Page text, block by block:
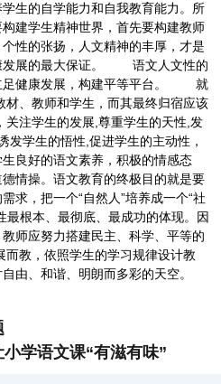
生的自学能力和自我教育能力。所
建学生精神世界，首先要构建教师
性的张扬，人文精神的丰厚，才是
发展的最大保证。 语文人文性的
足健康发展，构建平等平台。 就
、教师和学生，而其最终归宿应该
注学生的发展,尊重学生的天性,发
发学生的悟性,促进学生的主动性，
良好的语文素养，积极的情感态
情操。语文教育的终极目的就是要
求，把一个“自然人”培养成一个“社
最根本、最彻底、最成功的体现。因
师应努力搭建民主、科学、平等的
教，依照学生的学习规律设计教
由、和谐、明朗而多彩的天空。
学语文课“有滋有味”